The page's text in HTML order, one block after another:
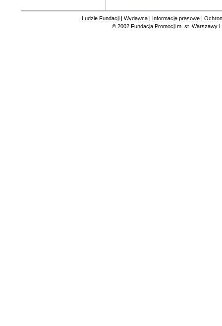
Ludzie Fundacji | Wydawca | Informacje prasowe |
© 2002 Fundacja Promocji m. st. Warszawy